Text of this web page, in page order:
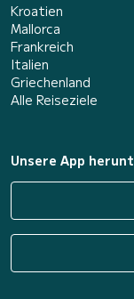
Kroatien
Mallorca
Frankreich
Italien
Griechenland
Alle Reiseziele
Unsere App